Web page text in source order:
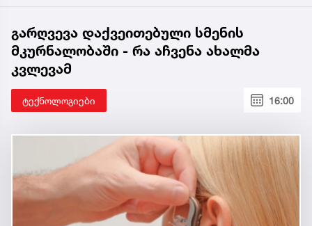
გარღვევა დაქვეითებული სმენის
მკურნალობაში - რა აჩვენა ახალმა
კვლევამ
ტექნოლოგიები 16:00